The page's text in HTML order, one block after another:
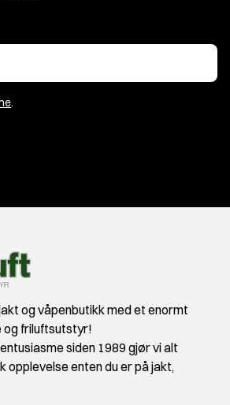
.
og våpenbutikk med et enormt
og friluftsutstyr!
siden 1989 gjør vi alt
opplevelse enten du er på jakt,